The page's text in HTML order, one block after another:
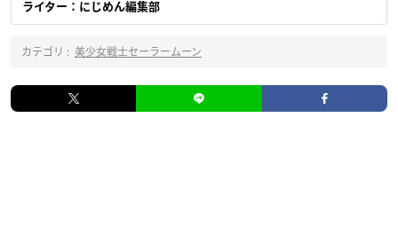
ライター：にじめん編集部
カテゴリ : 美少女戦士セーラームーン